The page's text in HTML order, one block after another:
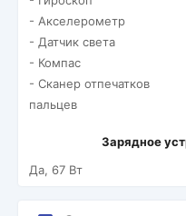
- Акселерометр
- Датчик света
- Компас
- Сканер отпечатков
пальцев
Зарядное
Да, 67 Вт